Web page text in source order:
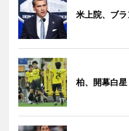
米上院、ブ
柏、開幕白